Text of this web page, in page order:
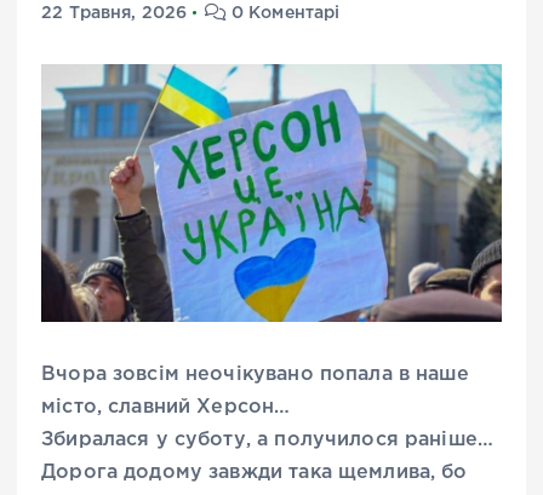
22 Травня, 2026
0 Коментарі
Вчора зовсім неочікувано попала в наше
місто, славний Херсон…
Збиралася у суботу, а получилося раніше…
Дорога додому завжди така щемлива, бо